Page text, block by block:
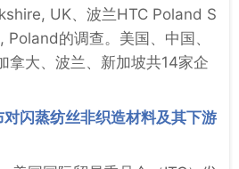
UK、波兰HTC Poland S
的调查。美国、中国、
拿大、波兰、新加坡共14家企
闪蒸纺丝非织造材料及其下游